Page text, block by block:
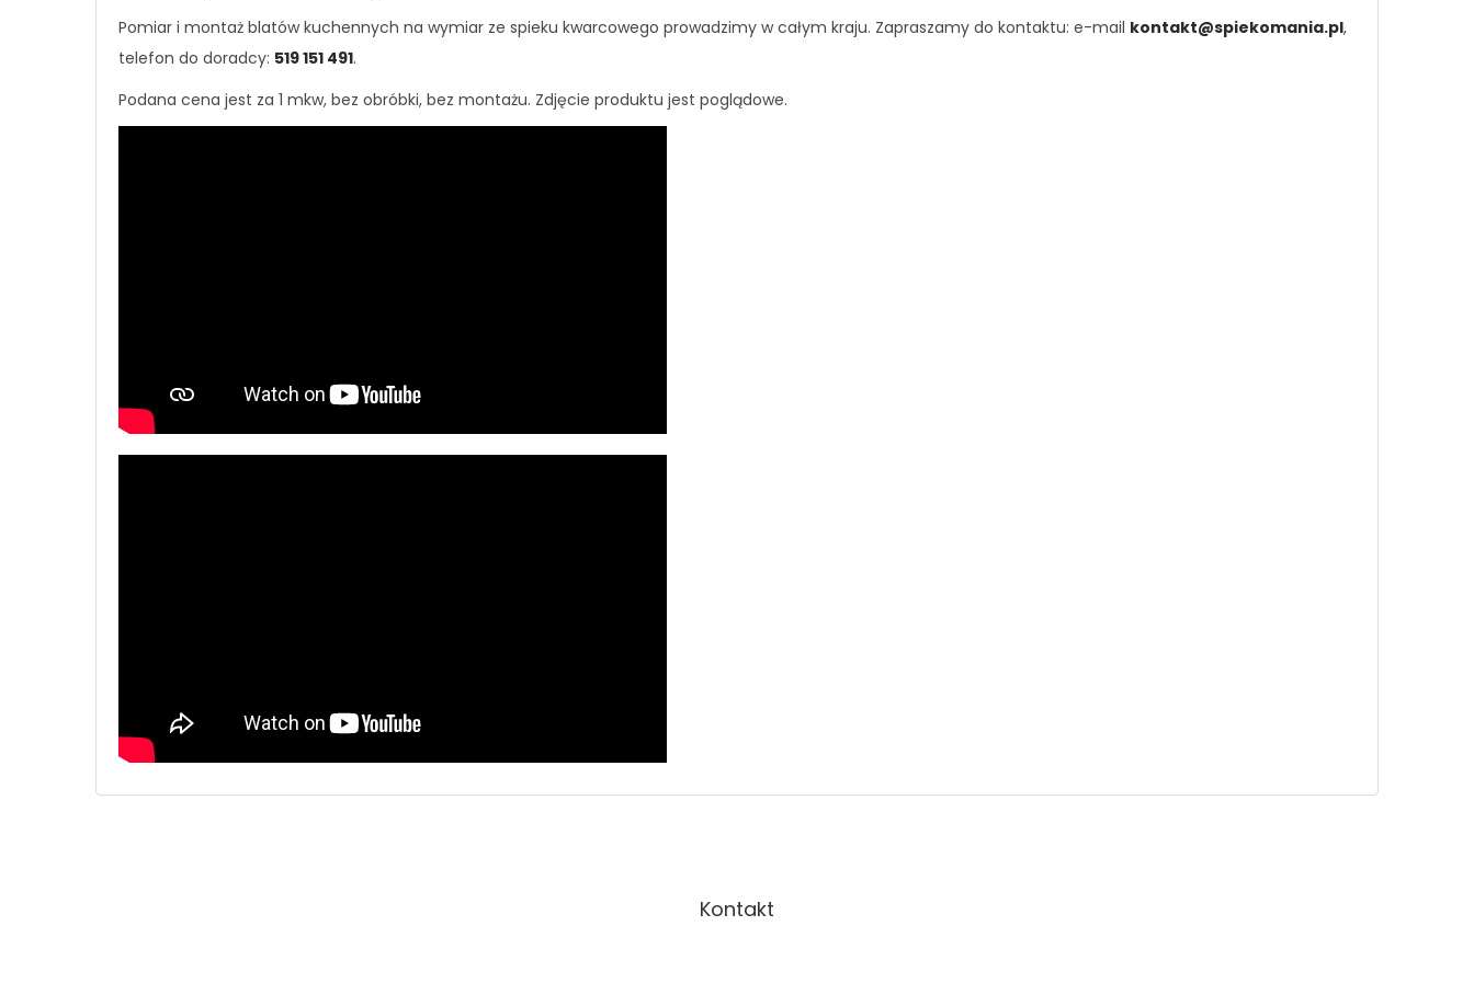
Pomiar i montaż blatów kuchennych na wymiar ze spieku kwarcowego prowadzimy w całym kraju. Zapraszamy do kontaktu: e-mail kontakt@spiekomania.pl,
telefon do doradcy: 519 151 491.
Podana cena jest za 1 mkw, bez obróbki, bez montażu. Zdjęcie produktu jest poglądowe.
Kontakt